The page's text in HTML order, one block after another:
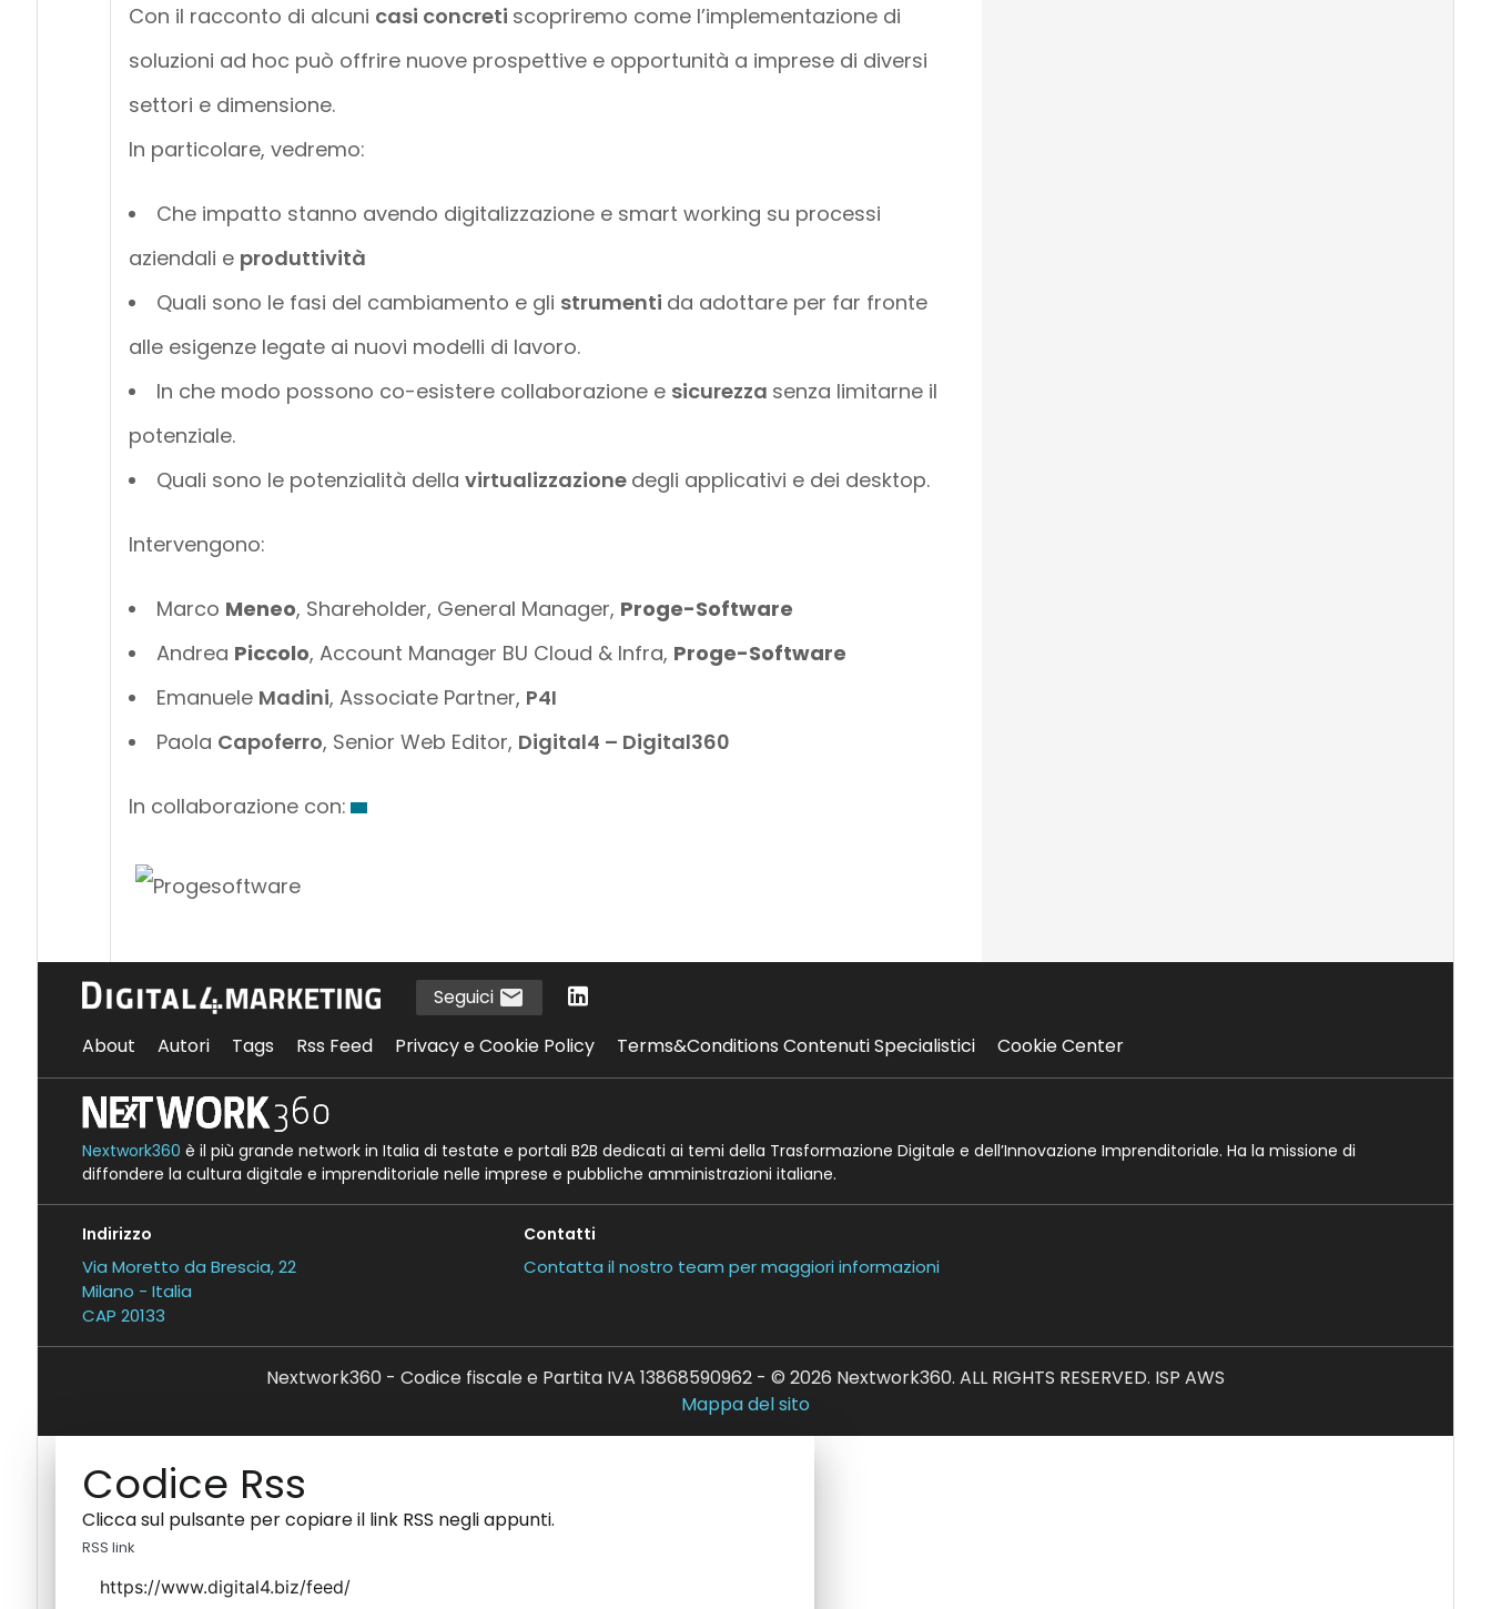
Con il racconto di alcuni casi concreti scopriremo come l’implementazione di
soluzioni ad hoc può offrire nuove prospettive e opportunità a imprese di diversi
settori e dimensione.
In particolare, vedremo:
Che impatto stanno avendo digitalizzazione e smart working su processi
aziendali e produttività
Quali sono le fasi del cambiamento e gli strumenti da adottare per far fronte
alle esigenze legate ai nuovi modelli di lavoro.
In che modo possono co-esistere collaborazione e sicurezza senza limitarne il
potenziale.
Quali sono le potenzialità della virtualizzazione degli applicativi e dei desktop.
Intervengono:
Marco Meneo, Shareholder, General Manager, Proge-Software
Andrea Piccolo, Account Manager BU Cloud & Infra, Proge-Software
Emanuele Madini, Associate Partner, P4I
Paola Capoferro, Senior Web Editor, Digital4 – Digital360
In collaborazione con:
Seguici
About
Autori Tags Rss Feed Privacy e Cookie Policy Terms&Conditions Contenuti Specialistici Cookie Center
Nextwork360 è il più grande network in Italia di testate e portali B2B dedicati ai temi della Trasformazione Digitale e dell’Innovazione Imprenditoriale. Ha la missione di
diffondere la cultura digitale e imprenditoriale nelle imprese e pubbliche amministrazioni italiane.
Indirizzo
Via Moretto da Brescia, 22
Milano - Italia
CAP 20133
Contatti
Contatta il nostro team per maggiori informazioni
Nextwork360 - Codice fiscale e Partita IVA 13868590962 - © 2026 Nextwork360. ALL RIGHTS RESERVED. ISP AWS
Mappa del sito
Codice Rss
Clicca sul pulsante per copiare il link RSS negli appunti.
RSS link